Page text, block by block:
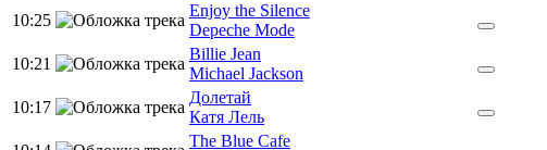
10:25
Enjoy the Silence
Depeche Mode
10:21
Billie Jean
Michael Jackson
10:17
Долетай
Катя Лель
The Blue Cafe